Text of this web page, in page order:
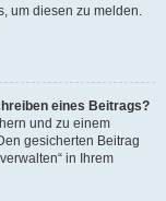
um diesen zu melden.
eines Beitrags?
und zu einem
gesicherten Beitrag
in Ihrem